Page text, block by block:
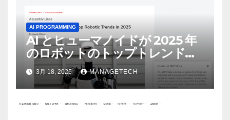
AI PROGRAMMING
AI とヒューマノイドが 2025 年
のロボットのトップトレンドに |
ASSEMBLY
3月 18, 2025 MANAGETECH